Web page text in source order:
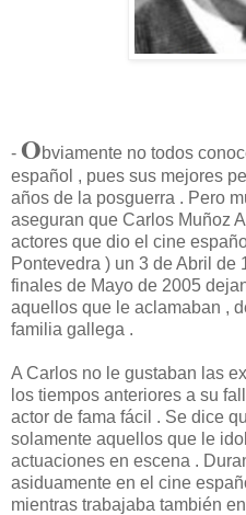
- Obviamente no todos
español , pues sus mejores
años de la posguerra . Pero
aseguran que Carlos Muñoz
actores que dio el cine
Pontevedra ) un 3 de Abril de
finales de Mayo de 2005
aquellos que le aclamaban ,
familia gallega .
A Carlos no le gustaban las
los tiempos anteriores a su
actor de fama fácil . Se dice
solamente aquellos que le
actuaciones en escena .
asiduamente en el cine
mientras trabajaba también